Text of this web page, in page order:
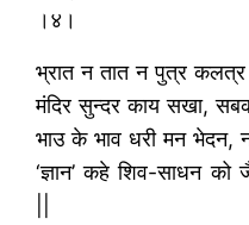
।४।
भ्रात न तात न पुत्र
मंदिर सुन्दर काय सखा,
भाउ के भाव धरी मन भेदन,
‘ज्ञान’ कहे शिव-साधन